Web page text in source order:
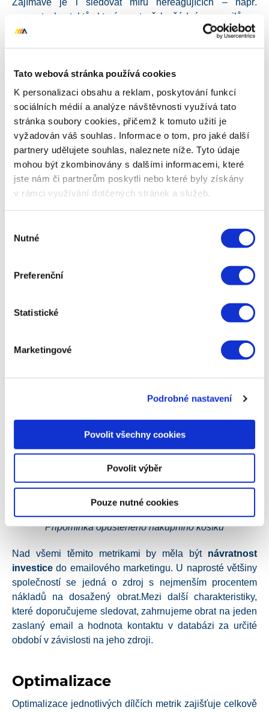
Tato webová stránka používá cookies
K personalizaci obsahu a reklam, poskytování funkcí
sociálních médií a analýze návštěvnosti využívá tato
stránka soubory cookies, přičemž k tomuto užití je
vyžadován váš souhlas. Informace o tom, pro jaké další
partnery udělujete souhlas, naleznete níže. Tyto údaje
mohou být zkombinovány s dalšími informacemi, které
jste nám či partnerům poskytli nebo které byly získány
v rámci využívání dotčených stránek a služeb.
souhlasu
Nutné
Preferenční
Statistické
Marketingové
Podrobné nastavení
Povolit všechny cookies
Povolit výběr
Pouze nutné cookies
procento kontaktů, které neotevřelo žádný z emailů za
poslední 2 měsíce. Na tuto skupinu je pak vhodné
obrat sledujeme v rozesílacím nástroji i analytickém
softwaru, který se ve firmě již běžně využívá (např.
Google Analytics). V takovém případě je pouze potřeba
správně označit odkazy v emailu.
Připomínka opuštěného nákupního košíku
Nad všemi těmito metrikami by měla být návratnost
investice do emailového marketingu. U naprosté většiny
společností se jedná o zdroj s nejmenším procentem
nákladů na dosažený obrat.Mezi další charakteristiky,
které doporučujeme sledovat, zahrnujeme obrat na jeden
zaslaný email a hodnota kontaktu v databázi za určité
období v závislosti na jeho zdroji.
Optimalizace
Optimalizace jednotlivých dílčích metrik zajišťuje celkově